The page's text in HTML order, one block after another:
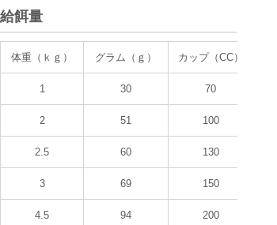
ン、フラクトオリゴ糖源）、乾燥セージ、乳酸、ユ
ッカフォーム抽出物、ガーリックパウダー、ミネラ
ル類（プロテイネイテッド亜鉛、プロテイネイテッ
ド鉄、セレニウム酵母、プロテイネイテッド銅、プ
ロテイネイテッドマンガン、食塩）、ビタミン類
（塩化コリン、ビタミンE補助食品、ナイアシン補
タミンA補助食品、ビタミンD3補助食品、ビオチ
ィクス微生物（イースト菌、乳酸菌、麹菌、糸状
菌、枯草菌）、酸化防止剤（ミックストコフェロー
ル） *ミックストコフェロールで保存 カリウム
1.0%、ナトリウム0.2%、セレニウム酵母
0.45mg/kg以上、ビタミンA8,000 IU/kg以上、ビタ
給餌量
体重（ｋｇ） グラム（ｇ） カップ（CC）
1 30 70
2 51 100
2.5 60 130
3 69 150
4.5 94 200